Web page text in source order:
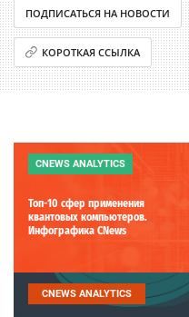
ПОДПИСАТЬСЯ НА НОВОСТИ
КОРОТКАЯ ССЫЛКА
CNEWS ANALYTICS
Топ-10 сфер применения
квантовых компьютеров.
Инфографика CNews
CNEWS ANALYTICS